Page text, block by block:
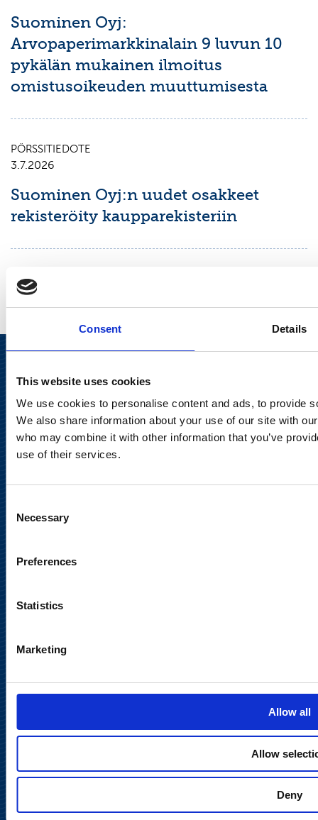
Consent Details
This website uses cookies
We use cookies to personalise content and ads, to provide
We also share information about your use of our site with
who may combine it with other information that you’ve
use of their services.
Selection
Necessary
Preferences
Statistics
Marketing
Allow all
Allow
Deny
Suominen Oyj:
Arvopaperimarkkinalain 9 luvun 10
pykälän mukainen ilmoitus
omistusoikeuden muuttumisesta
PÖRSSITIEDOTE
3.7.2026
Suominen Oyj:n uudet osakkeet
rekisteröity kaupparekisteriin
Suominen Oyj
communications@suominencorp.com
Käyttöehdot
Sosiaalinen media